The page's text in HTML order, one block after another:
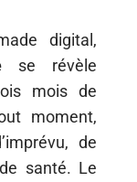
digital,
se révèle
mois de
moment,
de
santé. Le